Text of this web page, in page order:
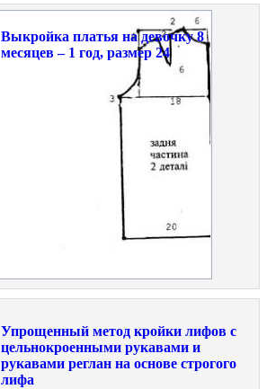
Выкройка платья на девочку 8
месяцев – 1 год, размер 24
Упрощенный метод кройки лифов с
цельнокроенными рукавами и
рукавами реглан на основе строгого
лифа